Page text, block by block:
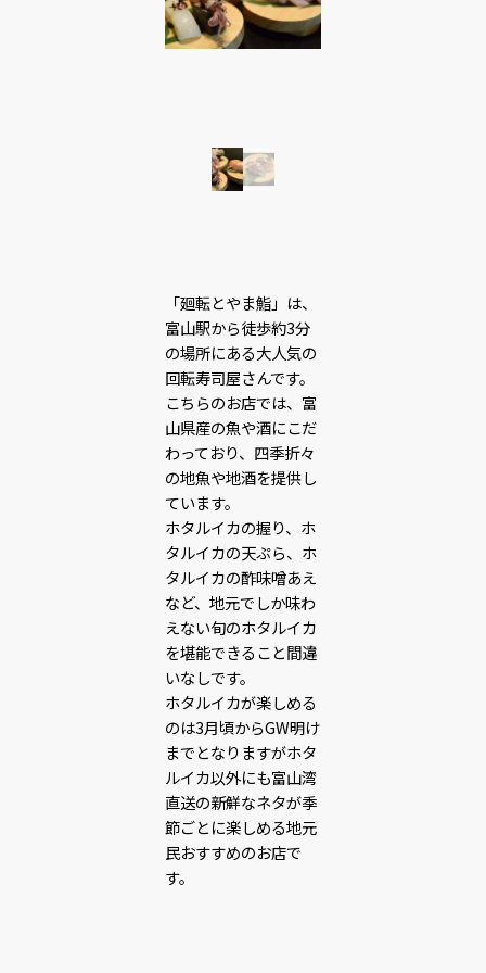
「廻転とやま鮨」は、
富山駅から徒歩約3分
の場所にある大人気の
回転寿司屋さんです。
こちらのお店では、富
山県産の魚や酒にこだ
わっており、四季折々
の地魚や地酒を提供し
ています。
ホタルイカの握り、ホ
タルイカの天ぷら、ホ
タルイカの酢味噌あえ
など、地元でしか味わ
えない旬のホタルイカ
を堪能できること間違
いなしです。
ホタルイカが楽しめる
のは3月頃からGW明け
までとなりますがホタ
ルイカ以外にも富山湾
直送の新鮮なネタが季
節ごとに楽しめる地元
民おすすめのお店で
す。